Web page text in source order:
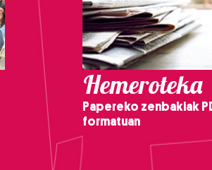
Hemeroteka
Papereko zenbakiak
formatuan